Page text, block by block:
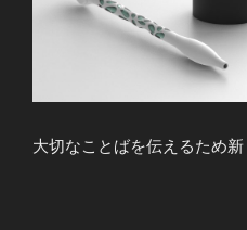
大切なことばを伝えるため